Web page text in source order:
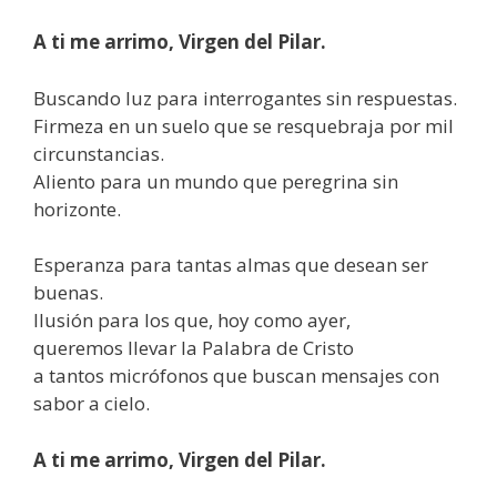
A ti me arrimo, Virgen del Pilar.
Buscando luz para interrogantes sin respuestas.
Firmeza en un suelo que se resquebraja por mil
circunstancias.
Aliento para un mundo que peregrina sin
horizonte.
Esperanza para tantas almas que desean ser
buenas.
Ilusión para los que, hoy como ayer,
queremos llevar la Palabra de Cristo
a tantos micrófonos que buscan mensajes con
sabor a cielo.
A ti me arrimo, Virgen del Pilar.